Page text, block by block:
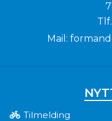
Tlf.
Mail:
Tilmelding